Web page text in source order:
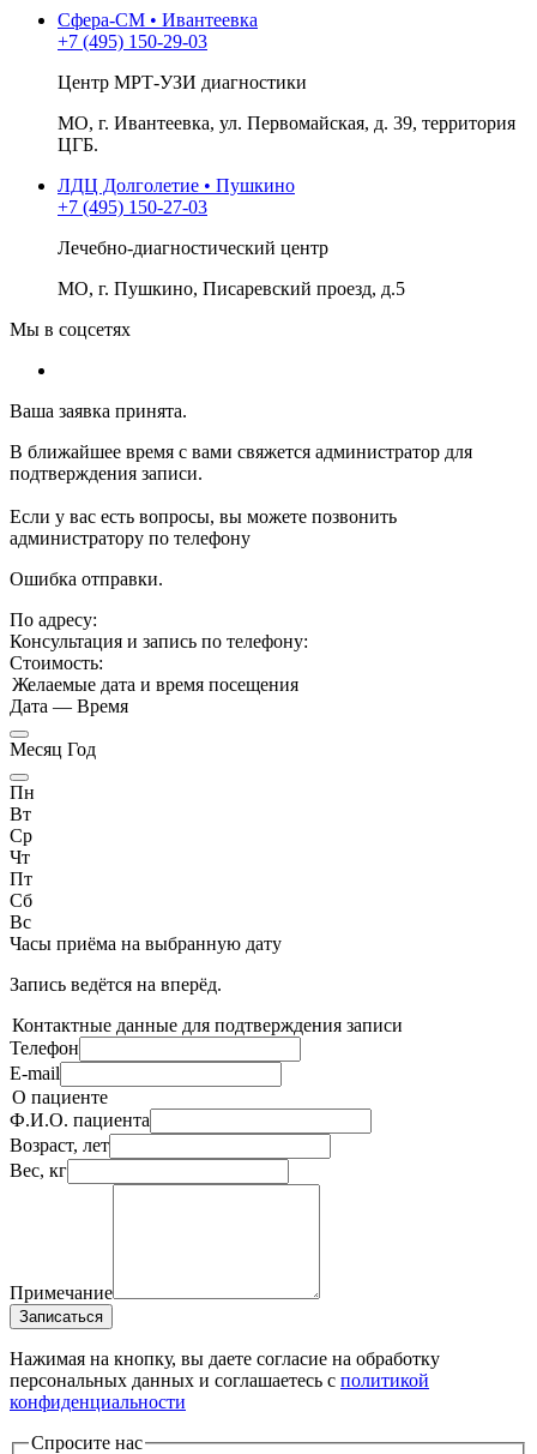
Сфера-СМ • Ивантеевка
+7 (495) 150-29-03
Центр МРТ-УЗИ диагностики
МО, г. Ивантеевка, ул. Первомайская, д. 39, территория
ЦГБ.
ЛДЦ Долголетие • Пушкино
+7 (495) 150-27-03
Лечебно-диагностический центр
МО, г. Пушкино, Писаревский проезд, д.5
Мы в соцсетях
Ваша заявка принята.
В ближайшее время с вами свяжется администратор для
подтверждения записи.
Если у вас есть вопросы, вы можете позвонить
администратору по телефону
Ошибка отправки.
По адресу:
Консультация и запись по телефону:
Стоимость:
Желаемые дата и время посещения
Дата — Время
Месяц Год
Пн
Вт
Ср
Чт
Пт
Сб
Вс
Часы приёма на выбранную дату
Запись ведётся на вперёд.
Контактные данные для подтверждения записи
Телефон
E-mail
О пациенте
Ф.И.О. пациента
Возраст, лет
Вес, кг
Примечание
Записаться
Нажимая на кнопку, вы даете согласие на обработку
персональных данных и соглашаетесь c политикой
конфиденциальности
Спросите нас